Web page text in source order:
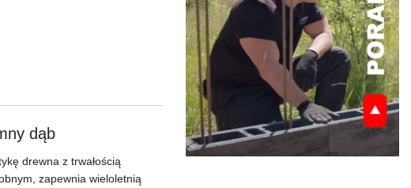
dąb
drewna z trwałością
zapewnia wieloletnią